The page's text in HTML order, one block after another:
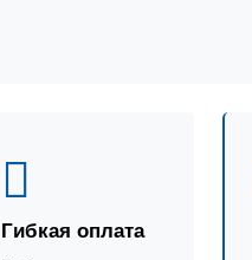
Гибкая оплата